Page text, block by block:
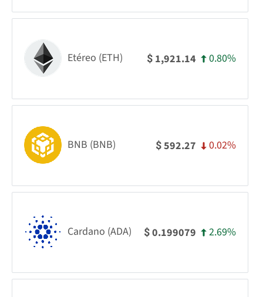
Etéreo (ETH) $ 1,921.14 0.80%
BNB (BNB) $592.27 0.02%
Cardano (ADA) $0.199079 2.69%